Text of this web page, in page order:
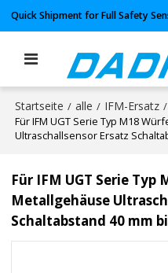
Quick Shipment for Full Safety
Startseite / alle / IFM-Ersatz /
Für IFM UGT Serie Typ M18
Ultraschallsensor Ersatz
Für IFM UGT Serie Typ
Metallgehäuse
Schaltabstand 40 mm